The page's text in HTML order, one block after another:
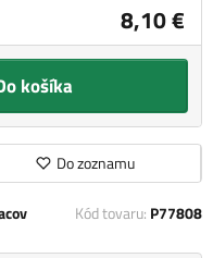
8,10 €
košíka
Do zoznamu
Kód tovaru: P77808